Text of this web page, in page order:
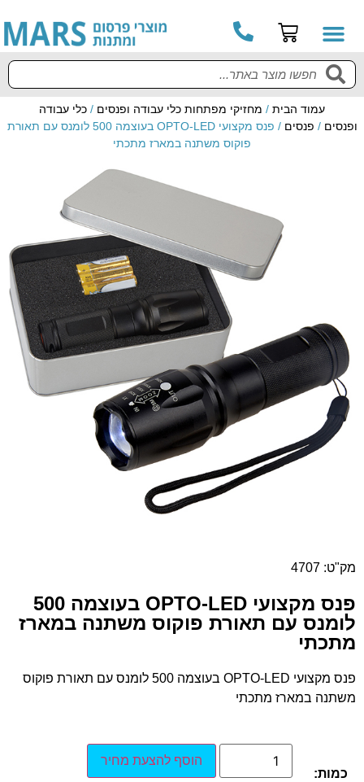
עמוד הבית / מחזיקי מפתחות כלי עבודה ופנסים / כלי עבודה
ופנסים / פנסים
/ פנס מקצועי OPTO-LED בעוצמה 500 לומנס עם תאורת
פוקוס משתנה במארז מתכתי
מק"ט: 4707
פנס מקצועי OPTO-LED בעוצמה 500
לומנס עם תאורת פוקוס משתנה במארז
מתכתי
פנס מקצועי OPTO-LED בעוצמה 500 לומנס עם תאורת פוקוס
משתנה במארז מתכתי
כמות:
הוסף להצעת מחיר